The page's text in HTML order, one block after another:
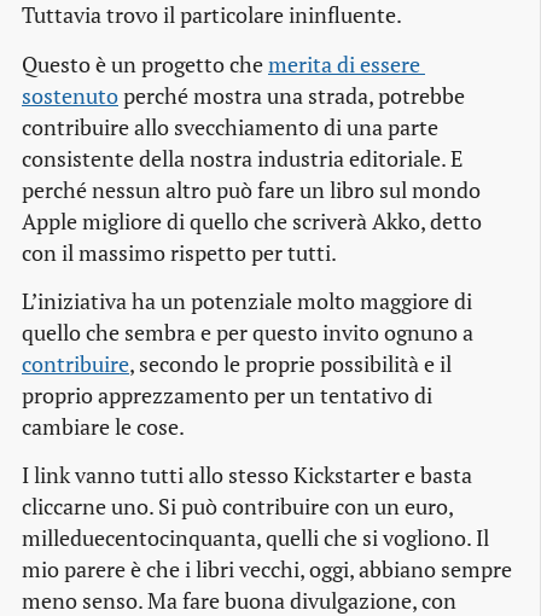
Tuttavia trovo il particolare ininfluente.
Questo è un progetto chemerita di essere
sostenutoperché mostra una strada, potrebbe
contribuire allo svecchiamento di una parte
consistente della nostra industria editoriale. E
perché nessun altro può fare un libro sul mondo
Apple migliore di quello che scriverà Akko, detto
con il massimo rispetto per tutti.
L’iniziativa ha un potenziale molto maggiore di
quello che sembra e per questo invito ognuno a
contribuire, secondo le proprie possibilità e il
proprio apprezzamento per un tentativo di
cambiare le cose.
I link vanno tutti allo stesso Kickstarter e basta
cliccarne uno. Si può contribuire con un euro,
milleduecentocinquanta, quelli che si vogliono. Il
mio parere è che i libri vecchi, oggi, abbiano sempre
meno senso. Ma fare buona divulgazione, con